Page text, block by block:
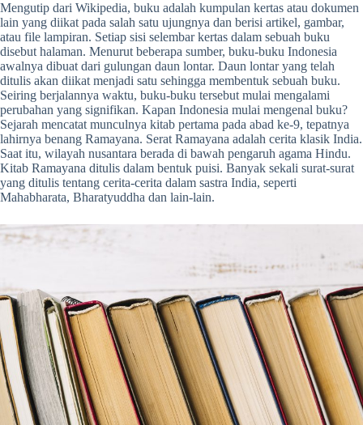
Mengutip dari Wikipedia, buku adalah kumpulan kertas atau dokumen
lain yang diikat pada salah satu ujungnya dan berisi artikel, gambar,
atau file lampiran. Setiap sisi selembar kertas dalam sebuah buku
disebut halaman. Menurut beberapa sumber, buku-buku Indonesia
awalnya dibuat dari gulungan daun lontar. Daun lontar yang telah
ditulis akan diikat menjadi satu sehingga membentuk sebuah buku.
Seiring berjalannya waktu, buku-buku tersebut mulai mengalami
perubahan yang signifikan. Kapan Indonesia mulai mengenal buku?
Sejarah mencatat munculnya kitab pertama pada abad ke-9, tepatnya
lahirnya benang Ramayana. Serat Ramayana adalah cerita klasik India.
Saat itu, wilayah nusantara berada di bawah pengaruh agama Hindu.
Kitab Ramayana ditulis dalam bentuk puisi. Banyak sekali surat-surat
yang ditulis tentang cerita-cerita dalam sastra India, seperti
Mahabharata, Bharatyuddha dan lain-lain.